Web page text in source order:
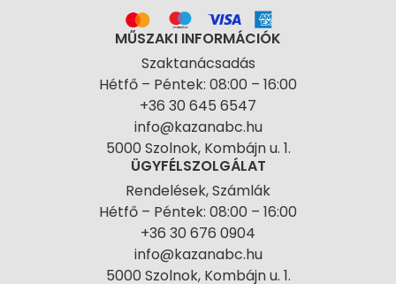
MŰSZAKI INFORMÁCIÓK
Szaktanácsadás
Hétfő – Péntek: 08:00 – 16:00
+36 30 645 6547
info@kazanabc.hu
5000 Szolnok, Kombájn u. 1.
ÜGYFÉLSZOLGÁLAT
Rendelések, Számlák
Hétfő – Péntek: 08:00 – 16:00
+36 30 676 0904
info@kazanabc.hu
5000 Szolnok, Kombájn u. 1.